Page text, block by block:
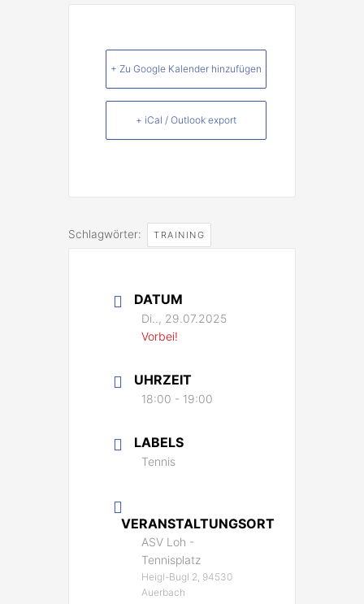
+ Zu Google Kalender hinzufügen
+ iCal / Outlook export
Schlagwörter: TRAINING
DATUM
Di.., 29.07.2025
Vorbei!
UHRZEIT
18:00 - 19:00
LABELS
Tennis
VERANSTALTUNGSORT
ASV Loh -
Tennisplatz
Heigl-Bugl 2, 94530
Auerbach